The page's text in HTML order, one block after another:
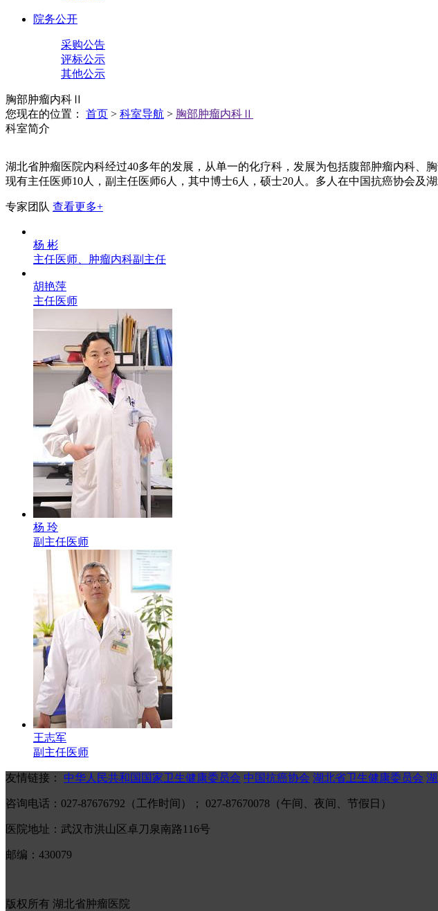
院务公开
采购公告
评标公示
其他公示
胸部肿瘤内科Ⅱ
您现在的位置：
首页 > 科室导航 > 胸部肿瘤内科Ⅱ
科室简介
湖北省肿瘤医院内科经过40多年的发展，从单一的化疗科，发展为包括腹部肿瘤内科
现有主任医师10人，副主任医师6人，其中博士6人，硕士20人。多人在中国抗癌协会及
专家团队 查看更多+
杨 彬
主任医师、肿瘤内科副主任
胡艳萍
主任医师
杨 玲
副主任医师
王志军
副主任医师
友情链接： 中华人民共和国国家卫生健康委员会 中国抗癌协会 湖北省卫生健康委员会
咨询电话：027-87676792（工作时间）； 027-87670078（午间、夜间、节假日）
医院地址：武汉市洪山区卓刀泉南路116号
邮编：430079
版权所有 湖北省肿瘤医院